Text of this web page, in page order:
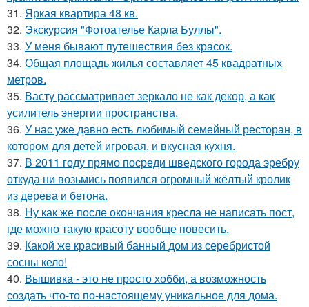
31. Яркая квартира 48 кв.
32. Экскурсия "Фотоателье Карла Буллы".
33. У меня бывают путешествия без красок.
34. Общая площадь жилья составляет 45 квадратных
метров.
35. Васту рассматривает зеркало не как декор, а как
усилитель энергии пространства.
36. У нас уже давно есть любимый семейный ресторан, в
котором для детей игровая, и вкусная кухня.
37. В 2011 году прямо посреди шведского города эребру
откуда ни возьмись появился огромный жёлтый кролик
из дерева и бетона.
38. Ну как же после окончания кресла не написать пост,
где можно такую красоту вообще повесить.
39. Какой же красивый банный дом из серебристой
сосны кело!
40. Вышивка - это не просто хобби, а возможность
создать что-то по-настоящему уникальное для дома.